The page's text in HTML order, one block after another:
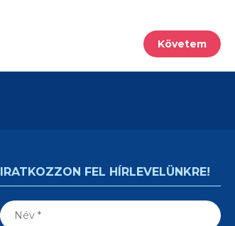
Követem
IRATKOZZON FEL HÍRLEVELÜNKRE!